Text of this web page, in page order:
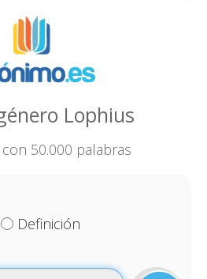
Lophius
50.000 palabras
Definición